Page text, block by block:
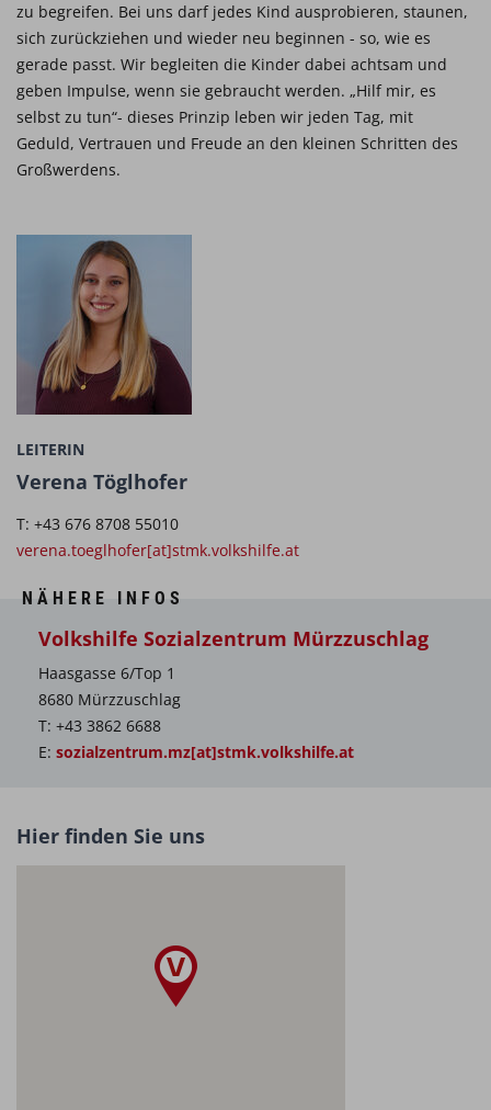
zu begreifen. Bei uns darf jedes Kind ausprobieren, staunen,
sich zurückziehen und wieder neu beginnen - so, wie es
gerade passt. Wir begleiten die Kinder dabei achtsam und
geben Impulse, wenn sie gebraucht werden. „Hilf mir, es
selbst zu tun“- dieses Prinzip leben wir jeden Tag, mit
Geduld, Vertrauen und Freude an den kleinen Schritten des
Großwerdens.
LEITERIN
Verena Töglhofer
T: +43 676 8708 55010
verena.toeglhofer[at]stmk.volkshilfe.at
NÄHERE INFOS
Volkshilfe Sozialzentrum Mürzzuschlag
Haasgasse 6/Top 1
8680 Mürzzuschlag
T: +43 3862 6688
E: sozialzentrum.mz[at]stmk.volkshilfe.at
Hier finden Sie uns